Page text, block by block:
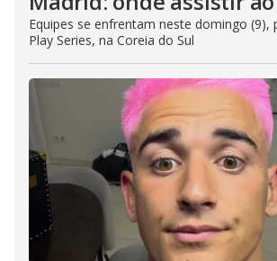
Equipes se enfrentam neste domingo (9),
Play Series, na Coreia do Sul